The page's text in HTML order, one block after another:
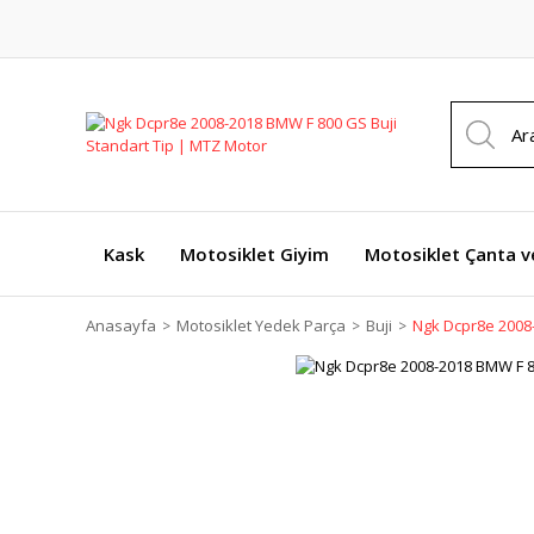
Kask Motosiklet Giyim Motosiklet Çanta
Anasayfa Motosiklet Yedek Parça Buji Ngk Dcpr8e